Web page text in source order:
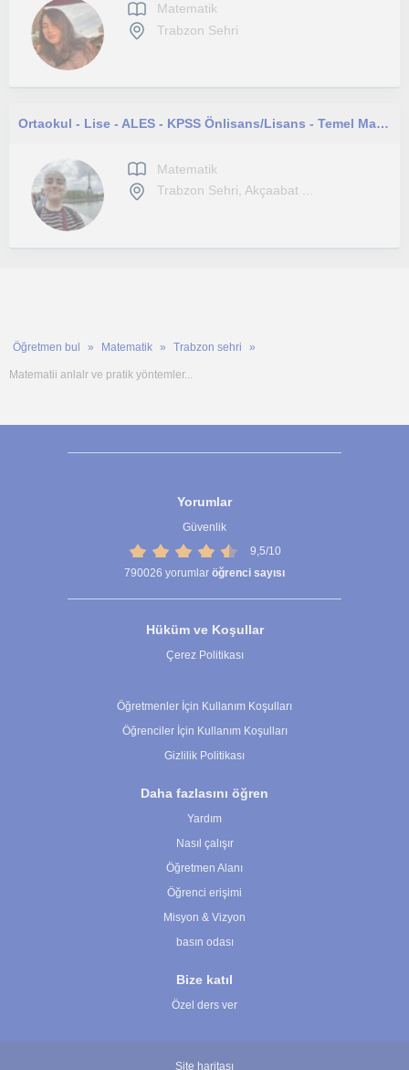
Matematik
Trabzon Sehri
Ortaokul - Lise - ALES - KPSS Önlisans/Lisans - Temel Matematik - Online ve Yüz Yüze Özel Ders
Matematik
Trabzon Sehri, Akçaabat ...
Öğretmen bul Matematik Trabzon sehri
Matematii anlalr ve pratik yöntemler...
Yorumlar
Güvenlik
9,5/10
790026 yorumlar öğrenci sayısı
Hüküm ve Koşullar
Çerez Politikası
Öğretmenler İçin Kullanım Koşulları
Öğrenciler İçin Kullanım Koşulları
Gizlilik Politikası
Daha fazlasını öğren
Yardım
Nasıl çalışır
Öğretmen Alanı
Öğrenci erişimi
Misyon & Vizyon
basın odası
Bize katıl
Özel ders ver
Site haritası